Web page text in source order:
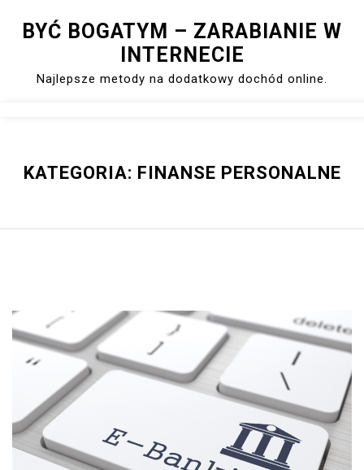
BYĆ BOGATYM – ZARABIANIE W
INTERNECIE
Najlepsze metody na dodatkowy dochód online.
KATEGORIA: FINANSE PERSONALNE